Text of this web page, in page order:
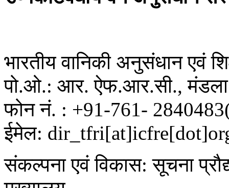
भारतीय वानिकी अनुसंधान एवं
पो.ओ.: आर. ऐफ.आर.सी., मंडला
फोन नं. : +91-761-
ईमेल:
संकल्पना एवं विकास: सूचना